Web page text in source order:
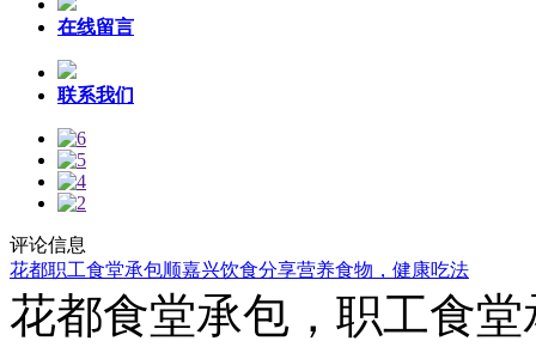
在线留言
联系我们
评论信息
花都职工食堂承包顺嘉兴饮食分享营养食物，健康吃法
花都食堂承包，职工食